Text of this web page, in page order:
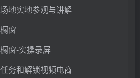
地实地参观与讲解
窗
窗-实操录屏
务和解锁视频电商